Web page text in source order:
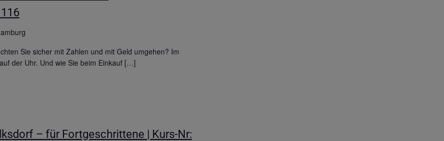
Sie sicher mit Zahlen und mit Geld umgehen? Im
der Uhr. Und wie Sie beim Einkauf […]
– für Fortgeschrittene | Kurs-Nr: